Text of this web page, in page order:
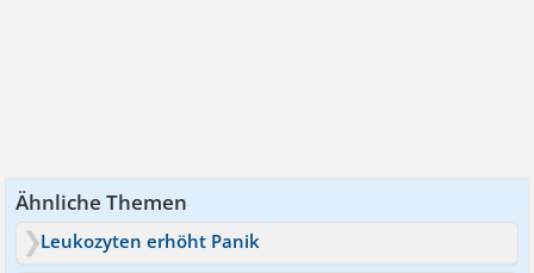
Ähnliche Themen
Leukozyten erhöht Panik